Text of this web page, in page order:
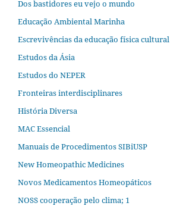
Dos bastidores eu vejo o mundo
Educação Ambiental Marinha
Escrevivências da educação física cultural
Estudos da Ásia​
Estudos do NEPER
Fronteiras interdisciplinares
História Diversa
MAC Essencial
Manuais de Procedimentos SIBiUSP
New Homeopathic Medicines
Novos Medicamentos Homeopáticos
NOSS cooperação pelo clima; 1